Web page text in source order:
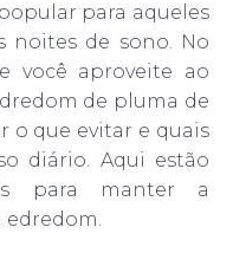
para aqueles
noites de sono. No
você aproveite ao
de pluma de
o que evitar e quais
diário. Aqui estão
para manter a
edredom.